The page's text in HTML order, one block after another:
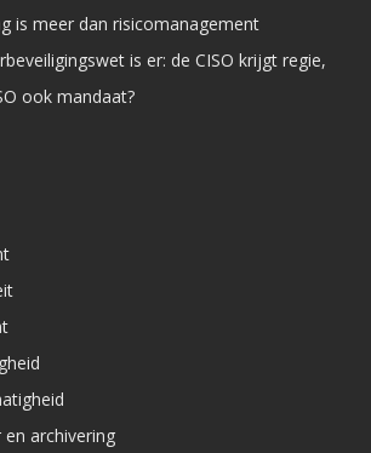
is meer dan risicomanagement
is er: de CISO krijgt regie,
ook mandaat?
archivering